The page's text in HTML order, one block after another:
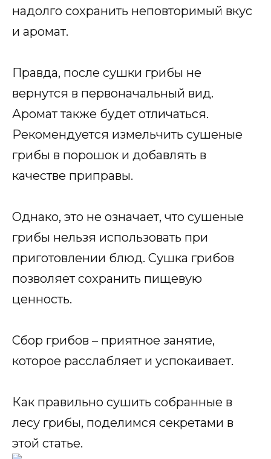
надолго сохранить неповторимый вкус
и аромат.
Правда, после сушки грибы не
вернутся в первоначальный вид.
Аромат также будет отличаться.
Рекомендуется измельчить сушеные
грибы в порошок и добавлять в
качестве приправы.
Однако, это не означает, что сушеные
грибы нельзя использовать при
приготовлении блюд. Сушка грибов
позволяет сохранить пищевую
ценность.
Сбор грибов – приятное занятие,
которое расслабляет и успокаивает.
Как правильно сушить собранные в
лесу грибы, поделимся секретами в
этой статье.